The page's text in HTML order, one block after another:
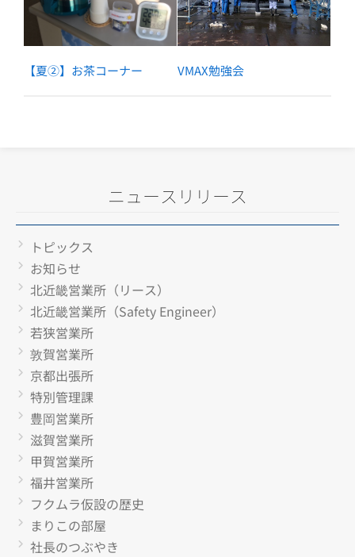
【夏②】お茶コーナー VMAX勉強会
ニュースリリース
トピックス
お知らせ
北近畿営業所（リース）
北近畿営業所（Safety Engineer）
若狭営業所
敦賀営業所
京都出張所
特別管理課
豊岡営業所
滋賀営業所
甲賀営業所
福井営業所
フクムラ仮設の歴史
まりこの部屋
社長のつぶやき